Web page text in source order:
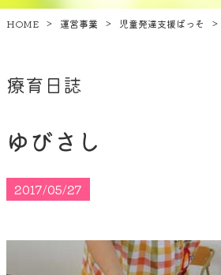
HOME 運営事業 児童発達支援ぱっそ
療育日誌
ゆびさし
2017/05/27